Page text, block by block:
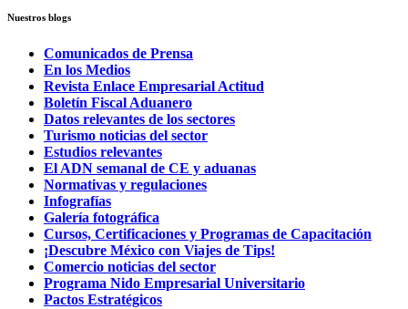
Nuestros blogs
Comunicados de Prensa
En los Medios
Revista Enlace Empresarial Actitud
Boletín Fiscal Aduanero
Datos relevantes de los sectores
Turismo noticias del sector
Estudios relevantes
El ADN semanal de CE y aduanas
Normativas y regulaciones
Infografías
Galería fotográfica
Cursos, Certificaciones y Programas de Capacitación
¡Descubre México con Viajes de Tips!
Comercio noticias del sector
Programa Nido Empresarial Universitario
Pactos Estratégicos